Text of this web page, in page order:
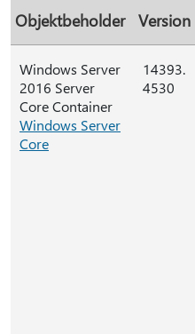
Objektbeholder Version
Windows Server
2016 Server
Core Container
Windows Server
Core
14393.
4530